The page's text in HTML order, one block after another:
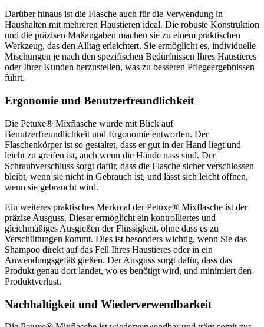
Darüber hinaus ist die Flasche auch für die Verwendung in
Haushalten mit mehreren Haustieren ideal. Die robuste Konstruktion
und die präzisen Maßangaben machen sie zu einem praktischen
Werkzeug, das den Alltag erleichtert. Sie ermöglicht es, individuelle
Mischungen je nach den spezifischen Bedürfnissen Ihres Haustieres
oder Ihrer Kunden herzustellen, was zu besseren Pflegeergebnissen
führt.
Ergonomie und Benutzerfreundlichkeit
Die Petuxe® Mixflasche wurde mit Blick auf
Benutzerfreundlichkeit und Ergonomie entworfen. Der
Flaschenkörper ist so gestaltet, dass er gut in der Hand liegt und
leicht zu greifen ist, auch wenn die Hände nass sind. Der
Schraubverschluss sorgt dafür, dass die Flasche sicher verschlossen
bleibt, wenn sie nicht in Gebrauch ist, und lässt sich leicht öffnen,
wenn sie gebraucht wird.
Ein weiteres praktisches Merkmal der Petuxe® Mixflasche ist der
präzise Ausguss. Dieser ermöglicht ein kontrolliertes und
gleichmäßiges Ausgießen der Flüssigkeit, ohne dass es zu
Verschüttungen kommt. Dies ist besonders wichtig, wenn Sie das
Shampoo direkt auf das Fell Ihres Haustieres oder in ein
Anwendungsgefäß gießen. Der Ausguss sorgt dafür, dass das
Produkt genau dort landet, wo es benötigt wird, und minimiert den
Produktverlust.
Nachhaltigkeit und Wiederverwendbarkeit